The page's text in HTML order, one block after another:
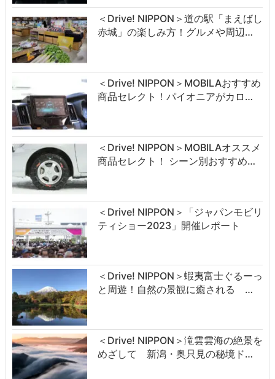
＜Drive! NIPPON＞道の駅「まえばし
赤城」の楽しみ方！グルメや周辺…
＜Drive! NIPPON＞MOBILAおすすめ
商品セレクト！パイオニアがカロ…
＜Drive! NIPPON＞MOBILAオススメ
商品セレクト！ シーン別おすすめ…
＜Drive! NIPPON＞「ジャパンモビリ
ティショー2023」開催レポート
＜Drive! NIPPON＞蝦夷富士ぐるーっ
と周遊！自然の景観に癒される …
＜Drive! NIPPON＞滝雲雲海の絶景を
めざして 新潟・奥只見の秘境ド…